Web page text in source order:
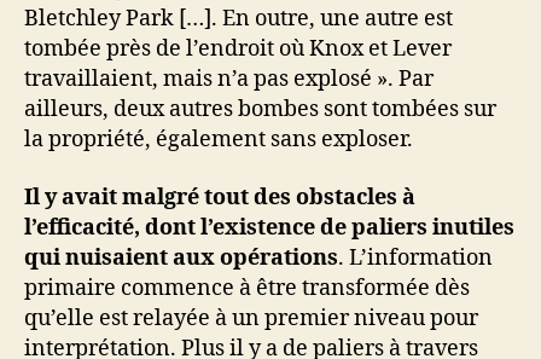
Bletchley Park […]. En outre, une autre est
tombée près de l’endroit où Knox et Lever
travaillaient, mais n’a pas explosé ». Par
ailleurs, deux autres bombes sont tombées sur
la propriété, également sans exploser.
Il y avait malgré tout des obstacles à
l’efficacité, dont l’existence de paliers inutiles
qui nuisaient aux opérations. L’information
primaire commence à être transformée dès
qu’elle est relayée à un premier niveau pour
interprétation. Plus il y a de paliers à travers